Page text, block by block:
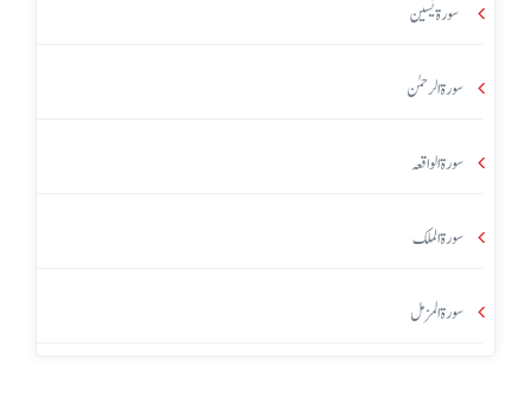
سورۃ یٰسین
سورۃ الرحمٰن
سورۃ الواقعہ
سورۃ الملک
سورۃ المزمل